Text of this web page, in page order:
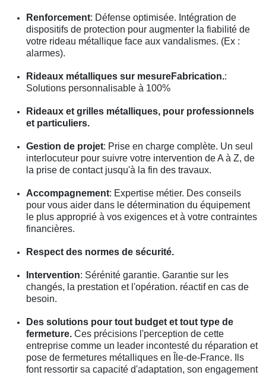
Renforcement: Défense optimisée. Intégration de
dispositifs de protection pour augmenter la fiabilité de
votre rideau métallique face aux vandalismes. (Ex :
alarmes).
Rideaux métalliques sur mesureFabrication.:
Solutions personnalisable à 100%
Rideaux et grilles métalliques, pour professionnels
et particuliers.
Gestion de projet: Prise en charge complète. Un seul
interlocuteur pour suivre votre intervention de A à Z, de
la prise de contact jusqu'à la fin des travaux.
Accompagnement: Expertise métier. Des conseils
pour vous aider dans le détermination du équipement
le plus approprié à vos exigences et à votre contraintes
financières.
Respect des normes de sécurité.
Intervention: Sérénité garantie. Garantie sur les
changés, la prestation et l'opération. réactif en cas de
besoin.
Des solutions pour tout budget et tout type de
fermeture. Ces précisions l'perception de cette
entreprise comme un leader incontesté du réparation et
pose de fermetures métalliques en Île-de-France. Ils
font ressortir sa capacité d'adaptation, son engagement